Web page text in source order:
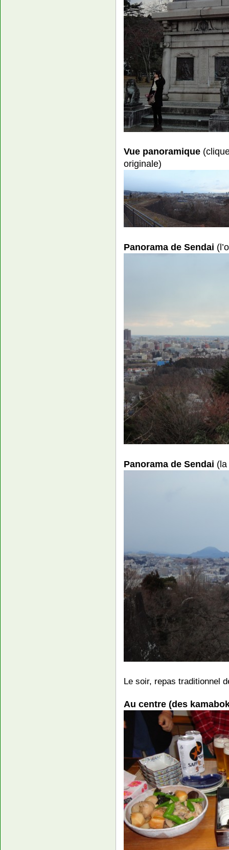
Vue panoramique
originale)
Panorama de Sendai
Panorama de Sendai
Le soir, repas traditionnel
Au centre (des